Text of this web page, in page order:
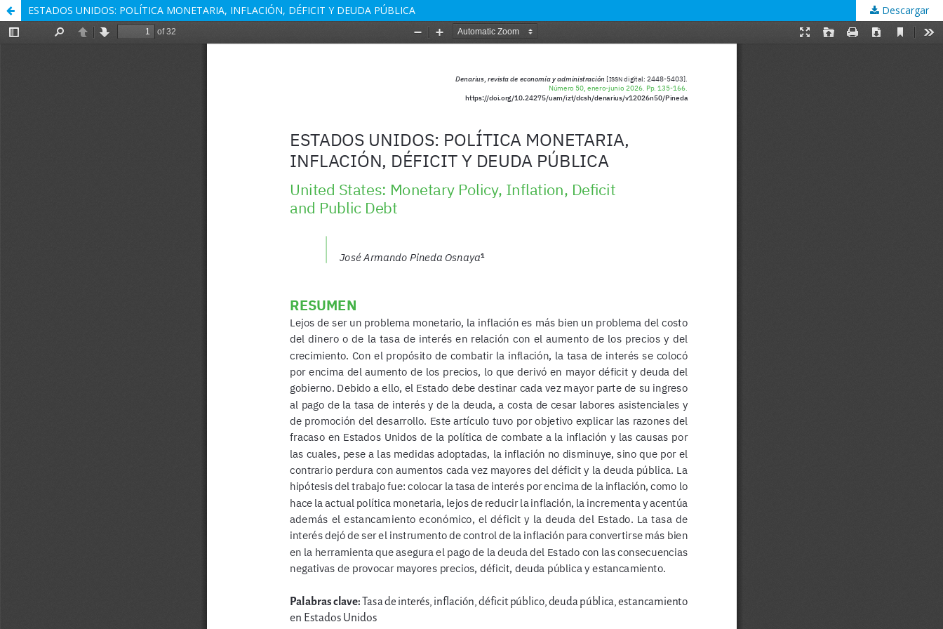
ESTADOS UNIDOS: POLÍTICA MONETARIA, INFLACIÓN, DÉFICIT Y DEUDA PÚBLICA Descargar